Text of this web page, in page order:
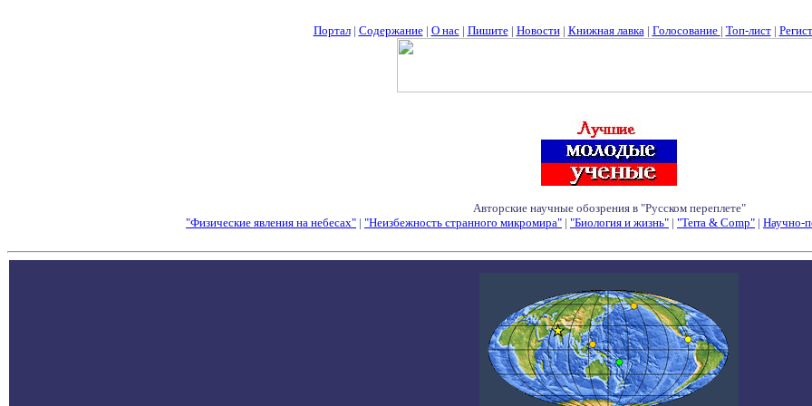
Портал| Содержание| О нас| Пишите| Новости| Книжная лавка| Голосование | Топ-лист|
Авторские научные обозрения в "Русском переплете"
"Физические явления на небесах" | "Неизбежность странного микромира" | "Биология и жизнь" | "Terra & Comp" | Научно-